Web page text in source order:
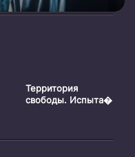
Территория
свободы. Испыта�